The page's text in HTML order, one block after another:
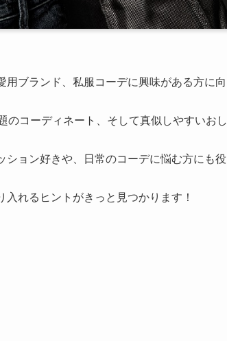
ブランド、私服コーデに興味がある方に向
のコーディネート、そして真似しやすいおし
ョン好きや、日常のコーデに悩む方にも役
れるヒントがきっと見つかります！